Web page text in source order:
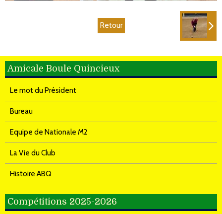
Retour
Amicale Boule Quincieux
Le mot du Président
Bureau
Equipe de Nationale M2
La Vie du Club
Histoire ABQ
Compétitions 2025-2026